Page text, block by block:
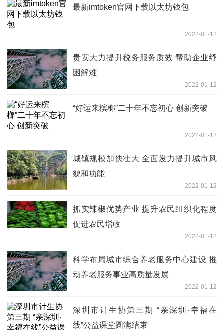
最新imtoken官网下载以太坊钱包
2022-01-12
贵安大力提升税务服务质效 帮助企业纾
困解难
2022-01-12
“好运来槟榔”二十年不忘初心 创新突破
2022-01-12
城镇规模加快壮大 全面发力提升城市风
貌和功能
2022-01-12
抓实辣椒优势产业 提升农民组织化程度
促进农民增收
2022-01-12
科学布局城市综合养老服务中心建设 推
动养老服务事业高质量发展
2022-01-12
深圳市计生协第三期 “亲深圳·幸福在
线”公益课堂圆满结束